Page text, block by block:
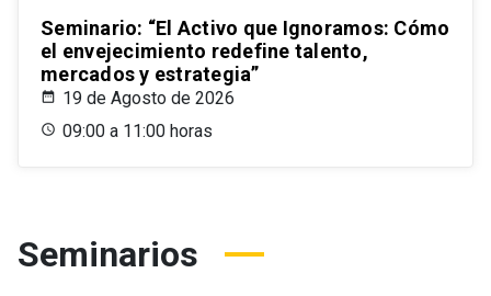
Seminario: “El Activo que Ignoramos: Cómo
el envejecimiento redefine talento,
mercados y estrategia”
19 de Agosto de 2026
09:00 a 11:00 horas
Seminarios